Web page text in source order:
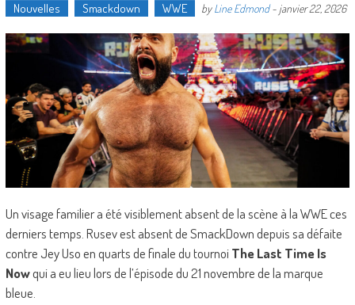
Nouvelles Smackdown WWE byLine Edmond- janvier 22, 2026
Un visage familier a été visiblement absent de la scène à la WWE ces
derniers temps. Rusev est absent de SmackDown depuis sa défaite
contre Jey Uso en quarts de finale du tournoiThe Last Time Is
Nowqui a eu lieu lors de l’épisode du 21 novembre de la marque
bleue.